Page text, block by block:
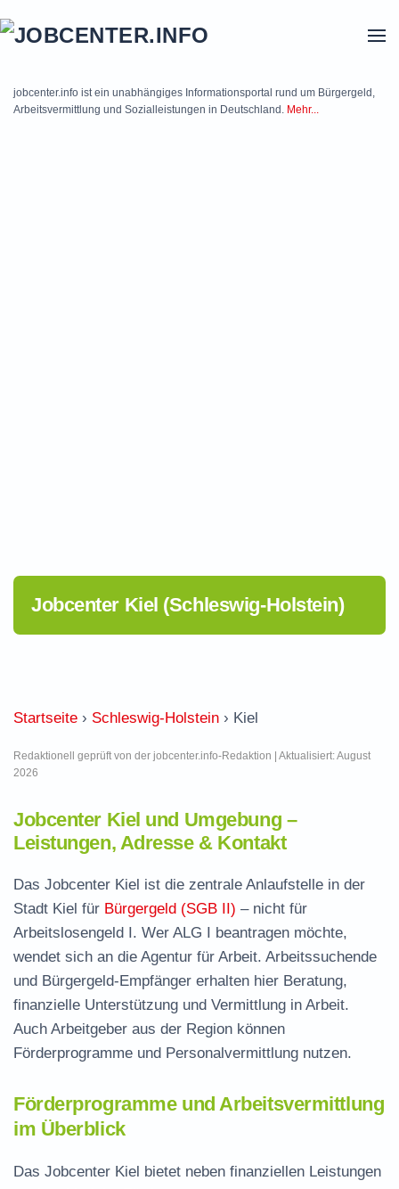
jobcenter.info ist ein unabhängiges Informationsportal rund um Bürgergeld,
Arbeitsvermittlung und Sozialleistungen in Deutschland. Mehr...
Jobcenter Kiel (Schleswig-Holstein)
Startseite › Schleswig-Holstein › Kiel
Redaktionell geprüft von der jobcenter.info-Redaktion | Aktualisiert: August
2026
Jobcenter Kiel und Umgebung –
Leistungen, Adresse & Kontakt
Das Jobcenter Kiel ist die zentrale Anlaufstelle in der
Stadt Kiel für Bürgergeld (SGB II) – nicht für
Arbeitslosengeld I. Wer ALG I beantragen möchte,
wendet sich an die Agentur für Arbeit. Arbeitssuchende
und Bürgergeld-Empfänger erhalten hier Beratung,
finanzielle Unterstützung und Vermittlung in Arbeit.
Auch Arbeitgeber aus der Region können
Förderprogramme und Personalvermittlung nutzen.
Förderprogramme und Arbeitsvermittlung
im Überblick
Das Jobcenter Kiel bietet neben finanziellen Leistungen